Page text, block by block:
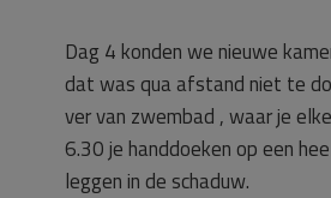
Dag 4 konden we nieuwe
dat was qua afstand niet te
ver van zwembad , waar je
6.30 je handdoeken op een
leggen in de schaduw.